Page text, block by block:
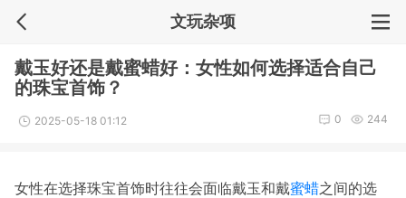
文玩杂项
戴玉好还是戴蜜蜡好：女性如何选择适合自己
的珠宝首饰？
2025-05-18 01:12 244
0
女性在选择珠宝首饰时往往会面临戴玉和戴蜜蜡之间的选